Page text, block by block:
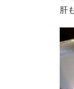
肝